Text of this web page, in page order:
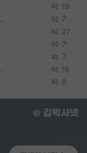
19
수님이 연락이 안됩니다... 7
27
7
7
력인가요 15
8